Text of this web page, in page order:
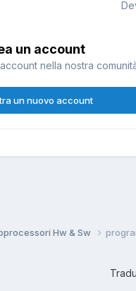
un account
nella nostra
un nuovo account
Hw & Sw